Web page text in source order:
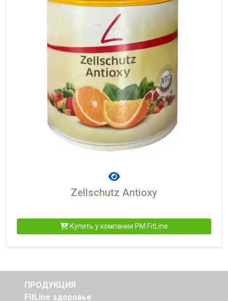
Zellschutz Antioxy
Купить у компании PM FitLine
ПРОДУКЦИЯ
FitLine здоровье